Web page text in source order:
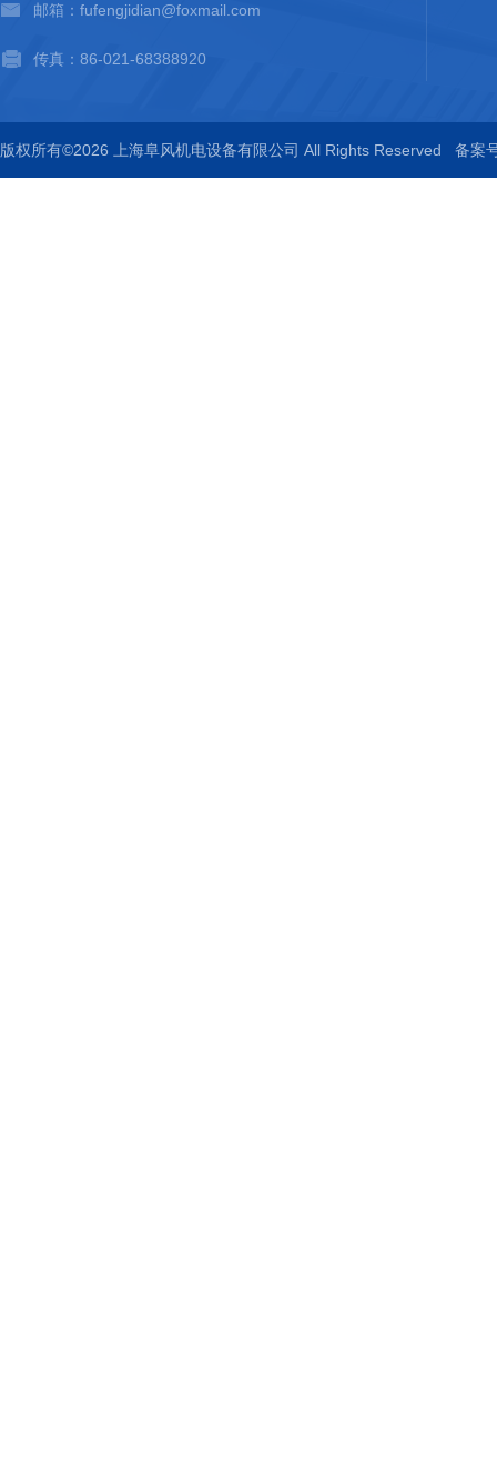
邮箱：fufengjidian@foxmail.com
传真：86-021-68388920
版权所有©2026 上海阜风机电设备有限公司 All Rights Reserved 备案